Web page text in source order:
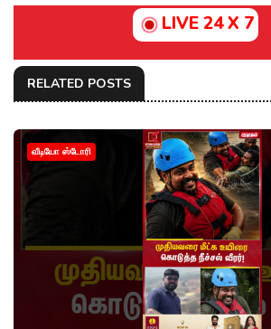
LIVE 24 X 7
RELATED POSTS
வீடியோ ஸ்டோரி